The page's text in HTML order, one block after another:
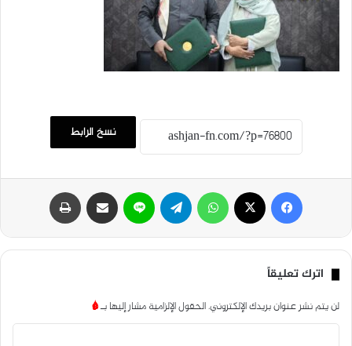
نسخ الرابط
اترك تعليقاً
لن يتم نشر عنوان بريدك الإلكتروني.الحقول الإلزامية مشار إليها بـ*